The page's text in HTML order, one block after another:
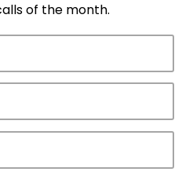
that drive
of the month.